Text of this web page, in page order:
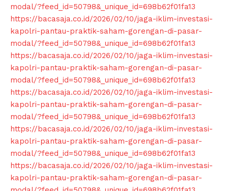
modal/?feed_id=50798&_unique_id=698b62f01fa13
https://bacasaja.co.id/2026/02/10/jaga-iklim-investasi-
kapolri-pantau-praktik-saham-gorengan-di-pasar-
modal/?feed_id=50798&_unique_id=698b62f01fa13
https://bacasaja.co.id/2026/02/10/jaga-iklim-investasi-
kapolri-pantau-praktik-saham-gorengan-di-pasar-
modal/?feed_id=50798&_unique_id=698b62f01fa13
https://bacasaja.co.id/2026/02/10/jaga-iklim-investasi-
kapolri-pantau-praktik-saham-gorengan-di-pasar-
modal/?feed_id=50798&_unique_id=698b62f01fa13
https://bacasaja.co.id/2026/02/10/jaga-iklim-investasi-
kapolri-pantau-praktik-saham-gorengan-di-pasar-
modal/?feed_id=50798&_unique_id=698b62f01fa13
https://bacasaja.co.id/2026/02/10/jaga-iklim-investasi-
kapolri-pantau-praktik-saham-gorengan-di-pasar-